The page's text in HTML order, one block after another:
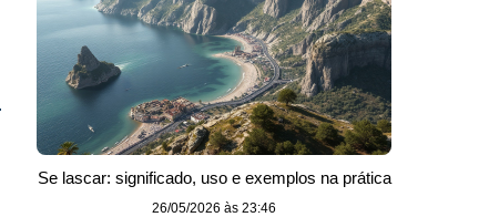
Se lascar: significado, uso e exemplos na prática
26/05/2026 às 23:46